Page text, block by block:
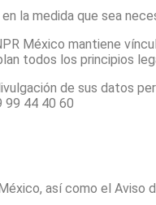
la medida que sea
México mantiene
todos los principios
de sus datos
99 44 40 60
así como el Aviso